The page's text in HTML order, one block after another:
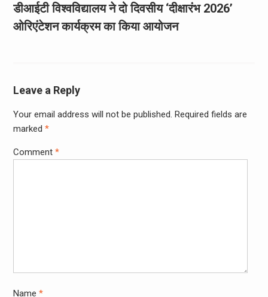
डीआईटी विश्वविद्यालय ने दो दिवसीय ‘दीक्षारंभ 2026’
ओरिएंटेशन कार्यक्रम का किया आयोजन
Leave a Reply
Your email address will not be published. Required fields are
marked *
Comment *
Name *